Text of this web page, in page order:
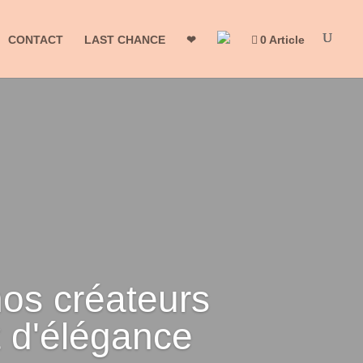
CONTACT LAST CHANCE ❤ 0 Article
créateurs